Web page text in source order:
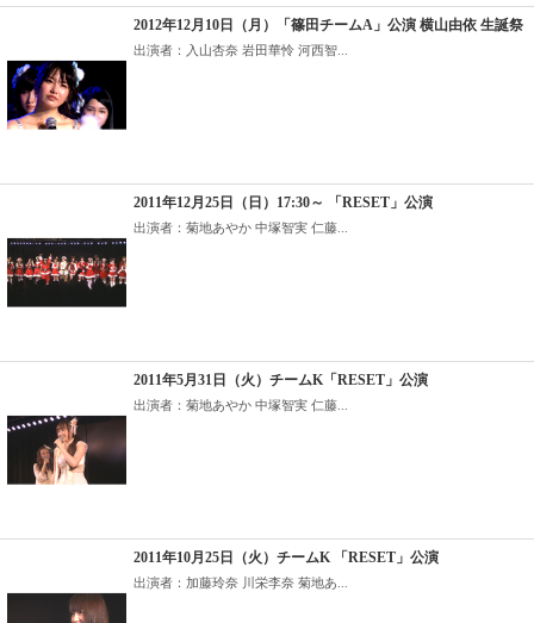
2012年12月10日（月）「篠田チームA」公演 横山由依 生誕祭
出演者：入山杏奈 岩田華怜 河西智...
2011年12月25日（日）17:30～ 「RESET」公演
出演者：菊地あやか 中塚智実 仁藤...
2011年5月31日（火）チームK「RESET」公演
出演者：菊地あやか 中塚智実 仁藤...
2011年10月25日（火）チームK 「RESET」公演
出演者：加藤玲奈 川栄李奈 菊地あ...